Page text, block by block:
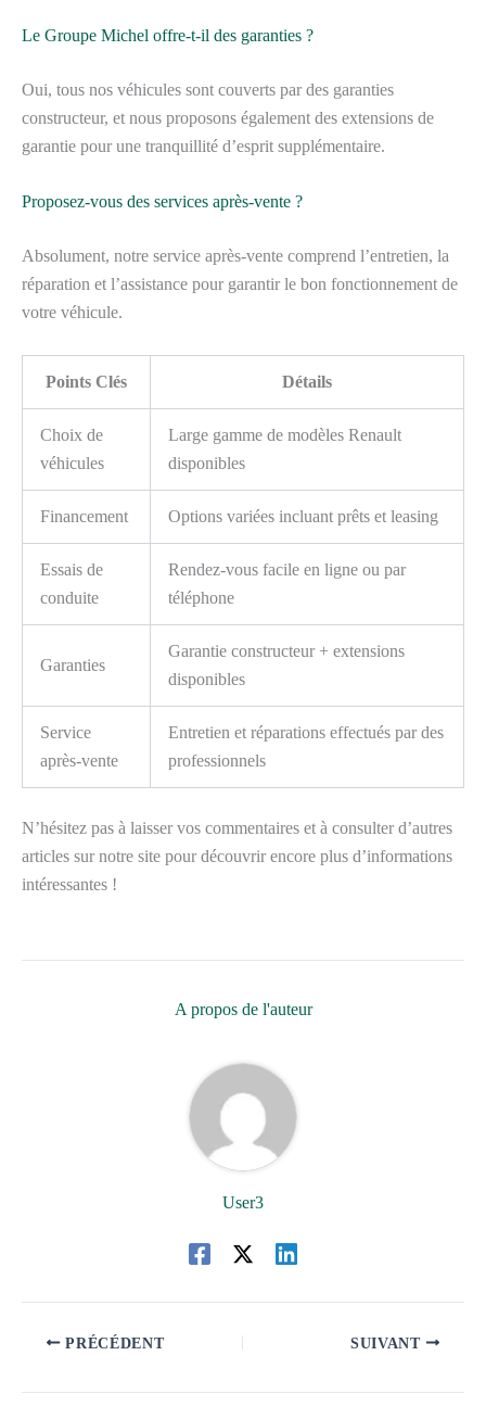
Le Groupe Michel offre-t-il des garanties ?
Oui, tous nos véhicules sont couverts par des garanties
constructeur, et nous proposons également des extensions de
garantie pour une tranquillité d’esprit supplémentaire.
Proposez-vous des services après-vente ?
Absolument, notre service après-vente comprend l’entretien, la
réparation et l’assistance pour garantir le bon fonctionnement de
votre véhicule.
Points Clés Détails
Choix de
véhicules
Large gamme de modèles Renault
disponibles
Financement Options variées incluant prêts et leasing
Essais de
conduite
Rendez-vous facile en ligne ou par
téléphone
Garanties
Garantie constructeur + extensions
disponibles
Service
après-vente
Entretien et réparations effectués par des
professionnels
N’hésitez pas à laisser vos commentaires et à consulter d’autres
articles sur notre site pour découvrir encore plus d’informations
intéressantes !
A propos de l'auteur
User3
PRÉCÉDENT SUIVANT